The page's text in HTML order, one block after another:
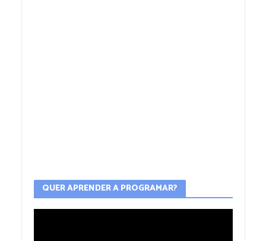
QUER APRENDER A PROGRAMAR?